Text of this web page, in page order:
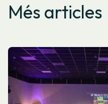
Més articles